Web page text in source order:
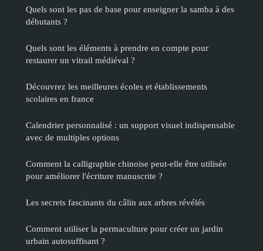
Quels sont les pas de base pour enseigner la samba à des
débutants ?
Quels sont les éléments à prendre en compte pour
restaurer un vitrail médiéval ?
Découvrez les meilleures écoles et établissements
scolaires en france
Calendrier personnalisé : un support visuel indispensable
avec de multiples options
Comment la calligraphie chinoise peut-elle être utilisée
pour améliorer l'écriture manuscrite ?
Les secrets fascinants du câlin aux arbres révélés
Comment utiliser la permaculture pour créer un jardin
urbain autosuffisant ?